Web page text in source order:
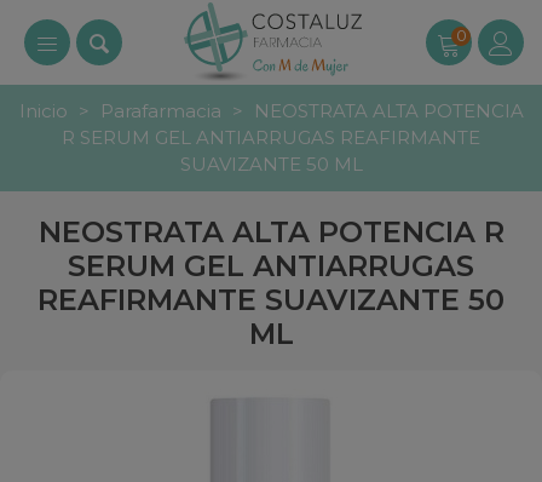
0
Inicio > Parafarmacia >
NEOSTRATA ALTA POTENCIA
R SERUM GEL ANTIARRUGAS REAFIRMANTE
SUAVIZANTE 50 ML
NEOSTRATA ALTA POTENCIA R
SERUM GEL ANTIARRUGAS
REAFIRMANTE SUAVIZANTE 50
ML